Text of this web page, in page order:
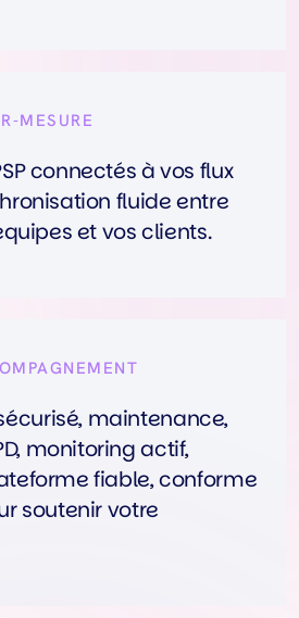
MESURE
connectés à vos flux
fluide entre
et vos clients.
maintenance,
monitoring actif,
fiable, conforme
soutenir votre